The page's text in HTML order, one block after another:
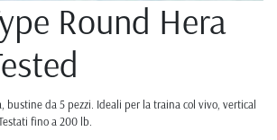
Round Hera
bustine da 5 pezzi. Ideali per la traina col vivo, vertical
fino a 200 lb.